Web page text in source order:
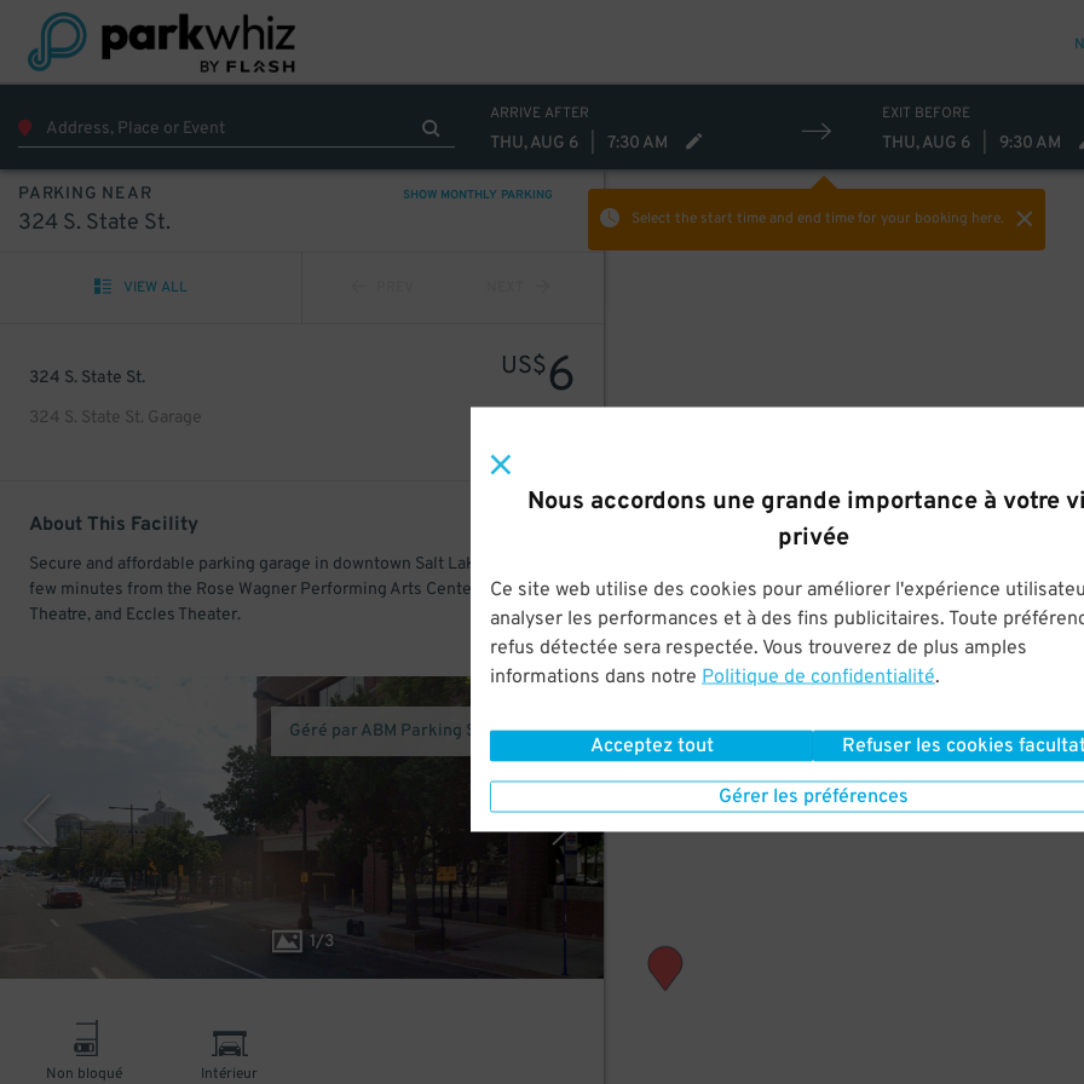
Nous accordons une grande importance à votre
privée
Ce site web utilise des cookies pour améliorer l'expérience
analyser les performances et à des fins publicitaires. Toute
refus détectée sera respectée. Vous trouverez de plus amples
informations dans notre Politique de confidentialité.
Acceptez tout Refuser les cookies
Gérer les préférences
ARRIVE AFTER
THU, AUG 6 7:30 AM
EXIT BEFORE
THU, AUG 6 9:30 AM
Select the start time and end timefor your booking here.
PARKING NEAR SHOW MONTHLY PARKING
324 S. State St.
VIEW ALL
324 S. State St.
324 S. State St. Garage
US$6
About This Facility
Secure and affordable parking garage in downtown Salt Lake City. Just a
few minutes from the Rose Wagner Performing Arts Center, Capitol
Theatre, and Eccles Theater.
1/3
Géré par ABM Parking Services (SLC)
Non bloqué Intérieur